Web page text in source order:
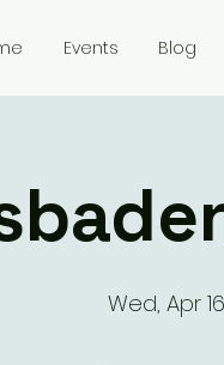
Events Blog
Wed, Apr 16